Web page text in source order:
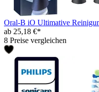
Oral-B iO Ultimative
ab 25,18 €*
8 Preise vergleichen